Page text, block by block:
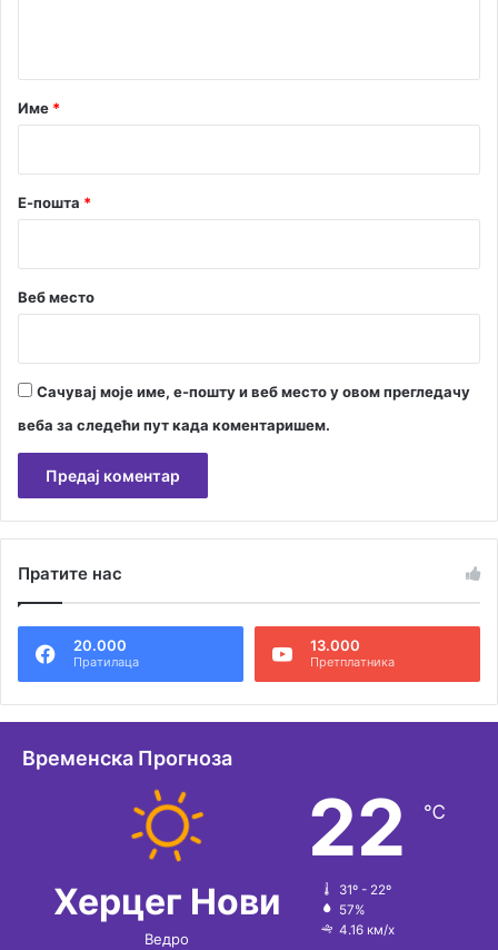
р
Име *
Е-пошта *
Веб место
Сачувај моје име, е-пошту и веб место у овом прегледачу
веба за следећи пут када коментаришем.
т
н
т
Пратите нас
20.000
Пратилаца
13.000
Претплатника
Временска Прогноза
Херцег Нови
Ведро
22 ℃
31º - 22º
57%
4.16 км/х